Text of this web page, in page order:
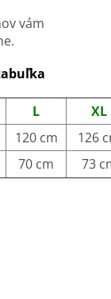
vám
L
XL
120 cm
126
70 cm 73